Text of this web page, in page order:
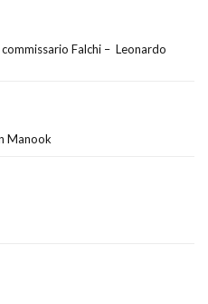
Falchi – Leonardo
Manook